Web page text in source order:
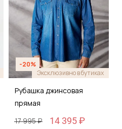
-20%
Эксклюзивно в бутиках
Рубашка джинсовая
прямая
17 995 ₽
14 395 ₽